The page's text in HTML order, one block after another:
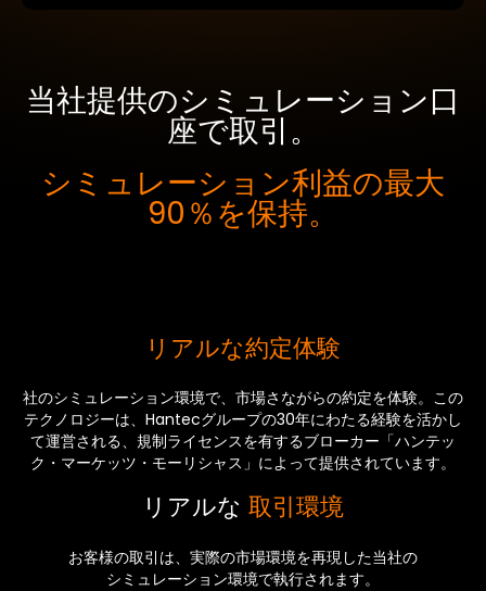
当社提供のシミュレーション口
座で取引。
シミュレーション利益の最大
90％を保持。
リアルな約定体験
社のシミュレーション環境で、市場さながらの約定を体験。この
テクノロジーは、Hantecグループの30年にわたる経験を活かし
て運営される、規制ライセンスを有するブローカー「ハンテッ
ク・マーケッツ・モーリシャス」によって提供されています。
リアルな 取引環境
お客様の取引は、実際の市場環境を再現した当社の
シミュレーション環境で執行されます。